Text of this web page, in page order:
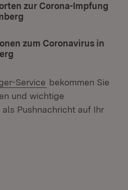
zur Corona-Impfung
zum Coronavirus in
Service bekommen Sie
und wichtige
Pushnachricht auf Ihr